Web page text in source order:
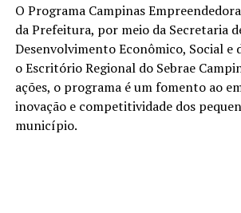
O Programa Campinas
da Prefeitura, por meio da Secretaria
Desenvolvimento Econômico, Social e
o Escritório Regional do Sebrae
ações, o programa é um fomento ao
inovação e competitividade dos
município.